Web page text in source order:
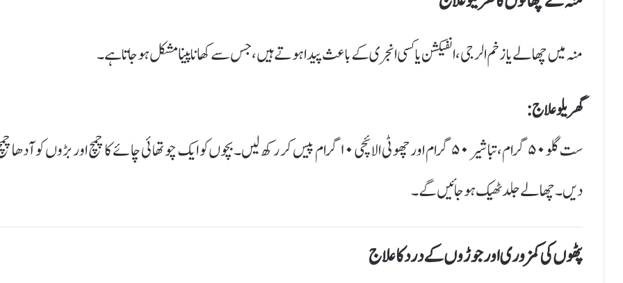
منہ میں چھالے یا زخم الرجی، انفیکشن یا کسی انجری کے باعث پیدا ہوتے ہیں، جس سے کھانا پینا مشکل ہوجاتا ہے۔
گھریلو علاج:
ست گلو ۵۰ گرام، تباشیر ۵۰ گرام اور چھوٹی الائچی ۱۰ گرام پیس کر رکھ لیں۔ بچوں کو ایک چوتھائی چائے کا چمچ اور بڑوں کو آدھا
دیں۔ چھالے جلد ٹھیک ہوجائیں گے۔
پٹھوں کی کمزوری اور جوڑوں کے درد کا علاج